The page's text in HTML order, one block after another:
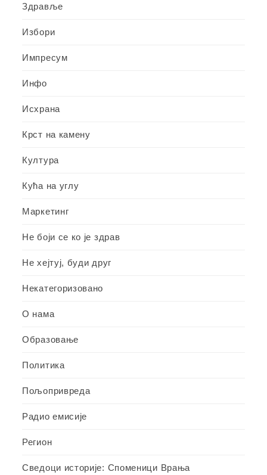
Здравље
Избори
Импресум
Инфо
Исхрана
Крст на камену
Култура
Кућа на углу
Маркетинг
Не боји се ко је здрав
Не хејтуј, буди друг
Некатегоризовано
О нама
Образовање
Политика
Пољопривреда
Радио емисије
Регион
Сведоци историје: Споменици Врања